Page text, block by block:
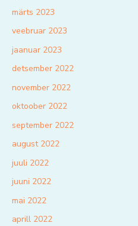
märts 2023
veebruar 2023
jaanuar 2023
detsember 2022
november 2022
oktoober 2022
september 2022
august 2022
juuli 2022
juuni 2022
mai 2022
aprill 2022